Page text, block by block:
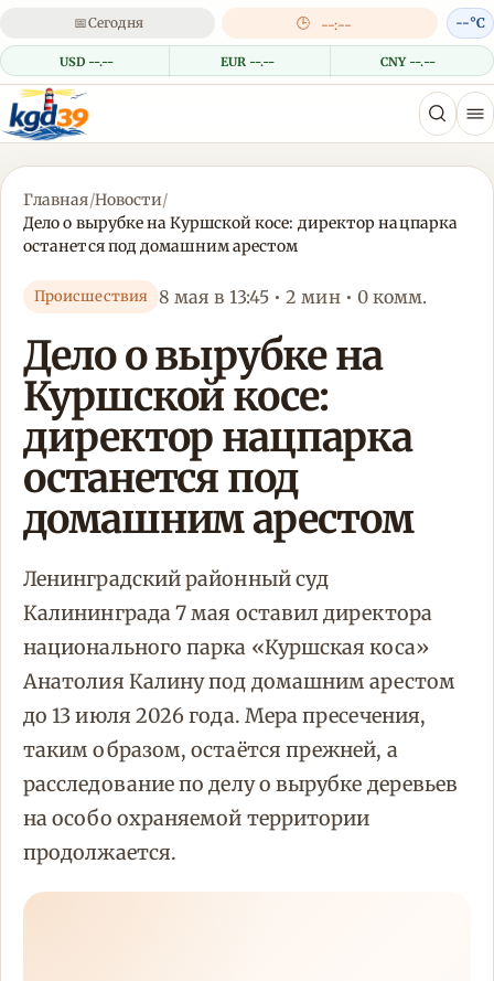
📅Сегодня 🕒 --:--
USD --.-- EUR --.-- CNY --.--
--°C
Главная/Новости/
Дело о вырубке на Куршской косе: директор нацпарка
останется под домашним арестом
Происшествия 8 мая в 13:45 • 2 мин • 0 комм.
Дело о вырубке на
Куршской косе:
директор нацпарка
останется под
домашним арестом
Ленинградский районный суд
Калининграда 7 мая оставил директора
национального парка «Куршская коса»
Анатолия Калину под домашним арестом
до 13 июля 2026 года. Мера пресечения,
таким образом, остаётся прежней, а
расследование по делу о вырубке деревьев
на особо охраняемой территории
продолжается.